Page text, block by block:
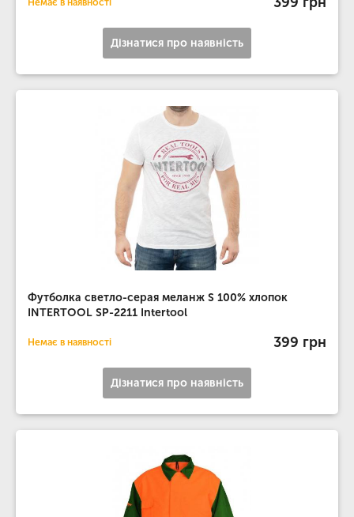
Немає в наявності
Дізнатися про наявність
Футболка светло-серая меланж S 100% хлопок
INTERTOOL SP-2211 Intertool
Немає в наявності 399 грн
Дізнатися про наявність